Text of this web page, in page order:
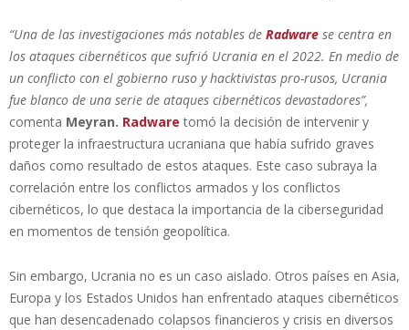
“Una de las investigaciones más notables de Radware se centra en
los ataques cibernéticos que sufrió Ucrania en el 2022. En medio de
un conflicto con el gobierno ruso y hacktivistas pro-rusos, Ucrania
fue blanco de una serie de ataques cibernéticos devastadores”,
comenta Meyran. Radware tomó la decisión de intervenir y
proteger la infraestructura ucraniana que había sufrido graves
daños como resultado de estos ataques. Este caso subraya la
correlación entre los conflictos armados y los conflictos
cibernéticos, lo que destaca la importancia de la ciberseguridad
en momentos de tensión geopolítica.
Sin embargo, Ucrania no es un caso aislado. Otros países en Asia,
Europa y los Estados Unidos han enfrentado ataques cibernéticos
que han desencadenado colapsos financieros y crisis en diversos